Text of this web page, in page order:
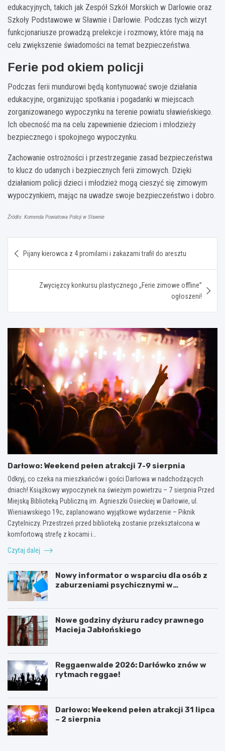
edukacyjnych, takich jak Zespół Szkół Morskich w Darłowie oraz
Szkoły Podstawowe w Sławnie i Darłowie. Podczas tych wizyt
funkcjonariusze prowadzą prelekcje i rozmowy, które mają na
celu zwiększenie świadomości na temat bezpieczeństwa.
Ferie pod okiem policji
Podczas ferii mundurowi będą kontynuować swoje działania
edukacyjne, organizując spotkania i pogadanki w miejscach
zorganizowanego wypoczynku na terenie powiatu sławieńskiego.
Ich obecność ma na celu zapewnienie dzieciom i młodzieży
bezpiecznego i spokojnego wypoczynku.
Zachowanie ostrożności i przestrzeganie zasad bezpieczeństwa
to klucz do udanych i bezpiecznych ferii zimowych. Dzięki
działaniom policji dzieci i młodzież mogą cieszyć się zimowym
wypoczynkiem, mając na uwadze swoje bezpieczeństwo i dobro.
Źródło: Komenda Powiatowa Policji w Sławnie
wpisu
Pijany kierowca z 4 promilami i zakazami trafił do aresztu
Zwycięzcy konkursu plastycznego „Ferie zimowe offline”
ogłoszeni!
Darłowo: Weekend pełen atrakcji 7-9 sierpnia
Odkryj, co czeka na mieszkańców i gości Darłowa w nadchodzących
dniach! Książkowy wypoczynek na świeżym powietrzu – 7 sierpnia Przed
Miejską Biblioteką Publiczną im. Agnieszki Osieckiej w Darłowie, ul.
Wieniawskiego 19c, zaplanowano wyjątkowe wydarzenie – Piknik
Czytelniczy. Przestrzeń przed biblioteką zostanie przekształcona w
komfortową strefę z kocami i…
Czytaj dalej
Nowy informator o wsparciu dla osób z
zaburzeniami psychicznymi w
Nowe godziny dyżuru radcy prawnego
Macieja Jabłońskiego
Reggaenwalde 2026: Darłówko znów w
rytmach reggae!
Darłowo: Weekend pełen atrakcji 31 lipca
– 2 sierpnia